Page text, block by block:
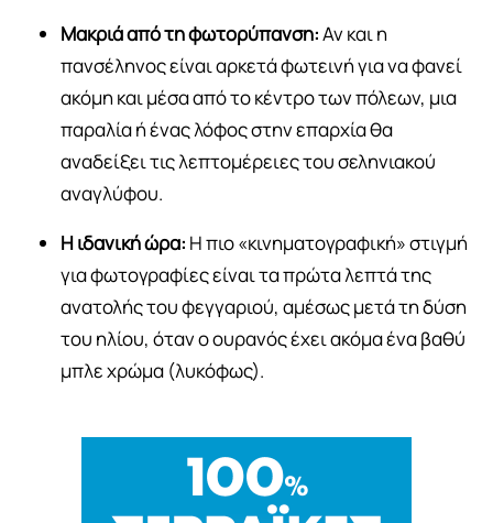
Μακριά από τη φωτορύπανση:Αν και η
πανσέληνος είναι αρκετά φωτεινή για να φανεί
ακόμη και μέσα από το κέντρο των πόλεων, μια
παραλία ή ένας λόφος στην επαρχία θα
αναδείξει τις λεπτομέρειες του σεληνιακού
αναγλύφου.
Η ιδανική ώρα: Η πιο «κινηματογραφική» στιγμή
για φωτογραφίες είναι τα πρώτα λεπτά της
ανατολής του φεγγαριού, αμέσως μετά τη δύση
του ηλίου, όταν ο ουρανός έχει ακόμα ένα βαθύ
μπλε χρώμα (λυκόφως).